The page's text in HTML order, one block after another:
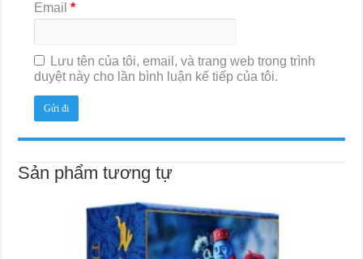
Email*
Lưu tên của tôi, email, và trang web trong trình
duyệt này cho lần bình luận kế tiếp của tôi.
Sản phẩm tương tự